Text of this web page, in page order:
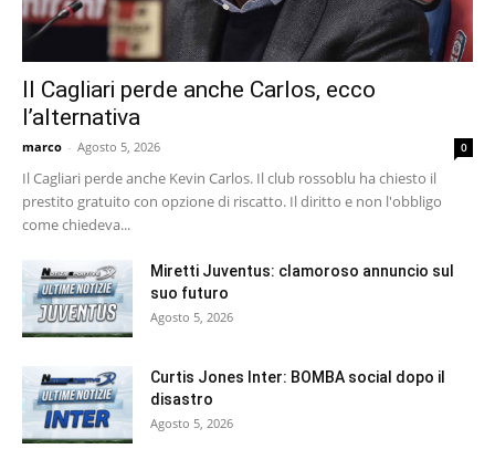
Il Cagliari perde anche Carlos, ecco
l’alternativa
marco - Agosto 5, 2026 0
Il Cagliari perde anche Kevin Carlos. Il club rossoblu ha chiesto il
prestito gratuito con opzione di riscatto. Il diritto e non l'obbligo
come chiedeva...
Miretti Juventus: clamoroso annuncio sul
suo futuro
Agosto 5, 2026
Curtis Jones Inter: BOMBA social dopo il
disastro
Agosto 5, 2026